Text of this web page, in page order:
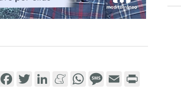
ShareFacebook
TwitterLinkedInMeneame
WhatsApp
Message
Email